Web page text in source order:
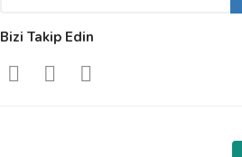
Bizi Takip Edin